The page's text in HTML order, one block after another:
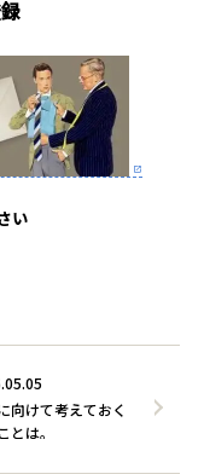
い
向けて考えておく
とは。